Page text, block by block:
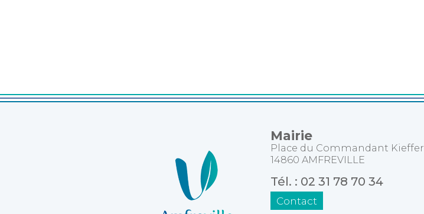
Mairie
Place du Commandant Kieffer
14860 AMFREVILLE
Tél. : 02 31 78 70 34
Contact